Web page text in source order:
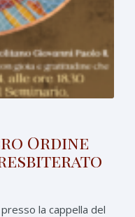
Ordine
la cappella del